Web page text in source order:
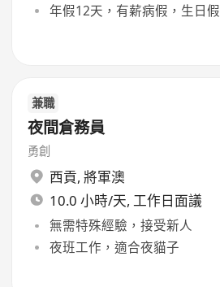
年假12天，有薪病假，生日假
兼職
夜間倉務員
勇創
西貢, 將軍澳
10.0 小時/天, 工作日面議
無需特殊經驗，接受新人
夜班工作，適合夜貓子